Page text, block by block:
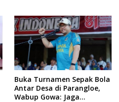
Baru
Buka Turnamen Sepak Bola
Antar Desa di Parangloe,
Wabup Gowa: Jaga